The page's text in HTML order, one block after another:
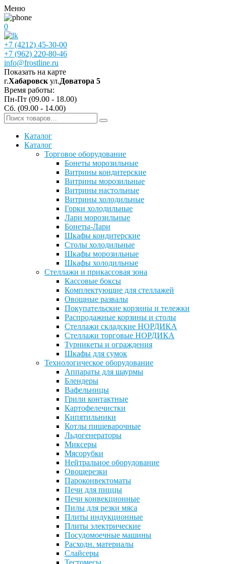
Меню
0
+7 (4212) 45-30-00
+7 (962) 220-80-46
info@frostline.ru
Показать на карте
г.Хабаровск ул.Доватора 5
Время работы:
Пн-Пт (09.00 - 18.00)
Сб. (09.00 - 14.00)
Каталог
Каталог
Торговое оборудование
Бонеты морозильные
Витрины кондитерские
Витрины морозильные
Витрины настольные
Витрины холодильные
Горки холодильные
Лари морозильные
Бонеты-Лари
Шкафы кондитерские
Столы холодильные
Шкафы морозильные
Шкафы холодильные
Стеллажи и прикассовая зона
Кассовые боксы
Комплектующие для стеллажей
Овощные развалы
Покупательские корзины и тележки
Распродажные корзины и столы
Стеллажи складские НОРДИКА
Стеллажи торговые НОРДИКА
Турникеты и ограждения
Шкафы для сумок
Технологическое оборудование
Аппараты для шаурмы
Блендеры
Вафельницы
Грили контактные
Картофелечистки
Кипятильники
Котлы пищеварочные
Льдогенераторы
Миксеры
Мясорубки
Нейтральное оборудование
Овощерезки
Пароконвектоматы
Печи для пиццы
Печи конвекционные
Пилы для резки мяса
Плиты индукционные
Плиты электрические
Посудомоечные машины
Расходн. материалы
Слайсеры
Тестомесы